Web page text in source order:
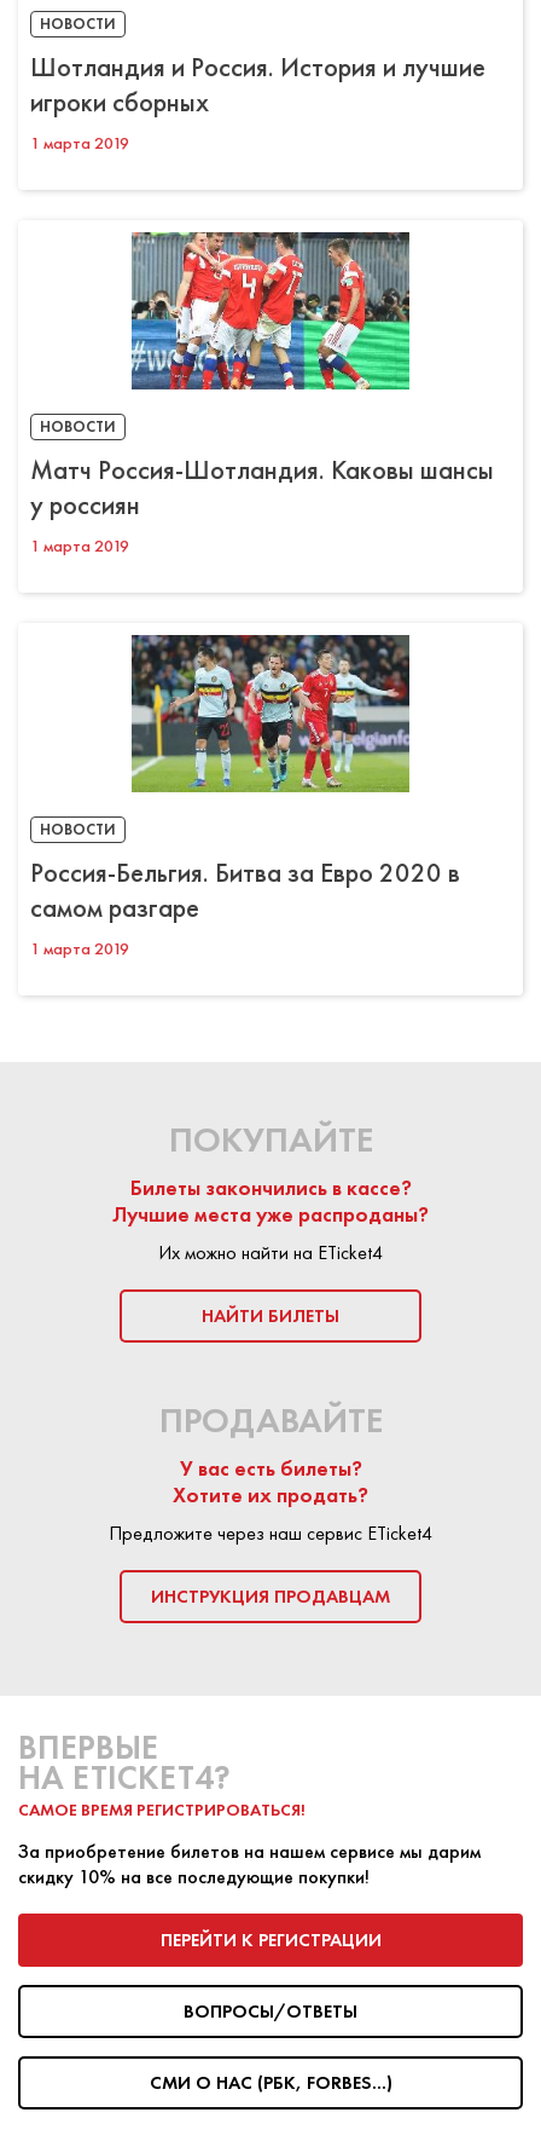
НОВОСТИ
Шотландия и Россия. История и лучшие
игроки сборных
1 марта 2019
НОВОСТИ
Матч Россия-Шотландия. Каковы шансы
у россиян
1 марта 2019
НОВОСТИ
Россия-Бельгия. Битва за Евро 2020 в
самом разгаре
1 марта 2019
ПОКУПАЙТЕ
Билеты закончились в кассе?
Лучшие места уже распроданы?
Их можно найти на ETicket4
НАЙТИ БИЛЕТЫ
ПРОДАВАЙТЕ
У вас есть билеты?
Хотите их продать?
Предложите через наш сервис ETicket4
ИНСТРУКЦИЯ ПРОДАВЦАМ
ВПЕРВЫЕ
НА ETICKET4?
САМОЕ ВРЕМЯ РЕГИСТРИРОВАТЬСЯ!
За приобретение билетов на нашем сервисе мы дарим
скидку 10% на все последующие покупки!
ПЕРЕЙТИ К РЕГИСТРАЦИИ
ВОПРОСЫ/ОТВЕТЫ
СМИ О НАС (РБК, FORBES...)